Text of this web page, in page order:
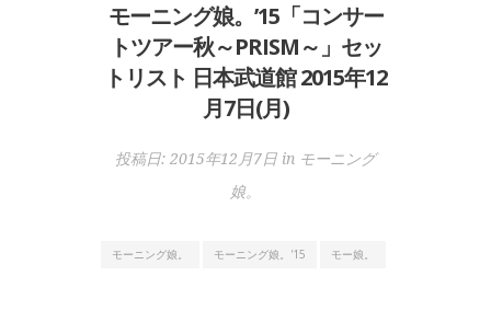
モーニング娘。’15「コンサー
トツアー秋～PRISM～」セッ
トリスト 日本武道館 2015年12
月7日(月)
投稿日: 2015年12月7日 in モーニング
娘。
モーニング娘。 モーニング娘。'15 モー娘。